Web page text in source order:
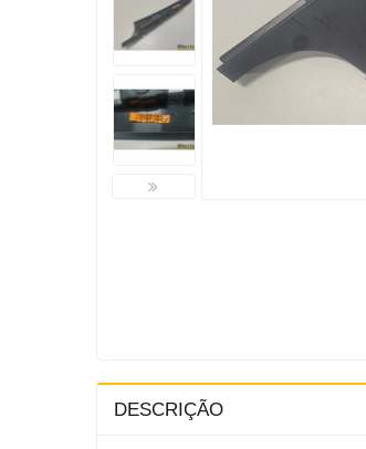
DESCRIÇÃO